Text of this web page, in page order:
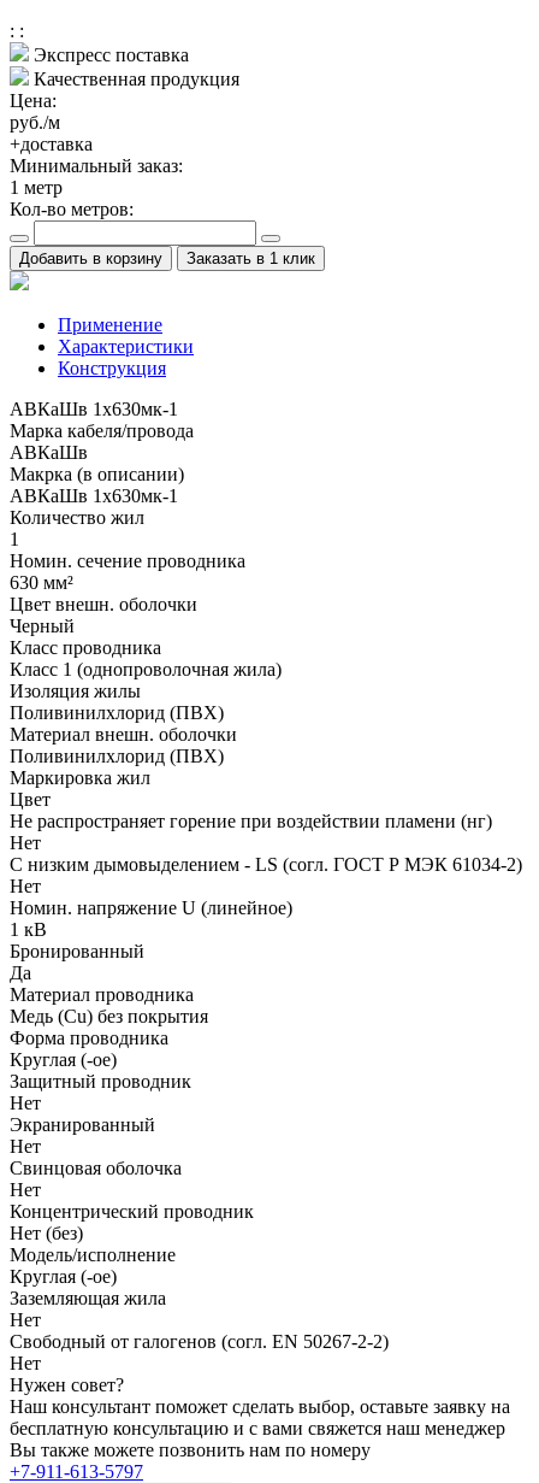
: :
Экспресс поставка
Качественная продукция
Цена:
руб./м
+доставка
Минимальный заказ:
1 метр
Кол-во метров:
Добавить в корзину Заказать в 1 клик
Применение
Характеристики
Конструкция
АВКаШв 1x630мк-1
Марка кабеля/провода
АВКаШв
Макрка (в описании)
АВКаШв 1x630мк-1
Количество жил
1
Номин. сечение проводника
630 мм²
Цвет внешн. оболочки
Черный
Класс проводника
Класс 1 (однопроволочная жила)
Изоляция жилы
Поливинилхлорид (ПВХ)
Материал внешн. оболочки
Поливинилхлорид (ПВХ)
Маркировка жил
Цвет
Не распространяет горение при воздействии пламени (нг)
Нет
С низким дымовыделением - LS (согл. ГОСТ Р МЭК 61034-2)
Нет
Номин. напряжение U (линейное)
1 кВ
Бронированный
Да
Материал проводника
Медь (Cu) без покрытия
Форма проводника
Круглая (-ое)
Защитный проводник
Нет
Экранированный
Нет
Свинцовая оболочка
Нет
Концентрический проводник
Нет (без)
Модель/исполнение
Круглая (-ое)
Заземляющая жила
Нет
Свободный от галогенов (согл. EN 50267-2-2)
Нет
Нужен совет?
Наш консультант поможет сделать выбор, оставьте заявку на
бесплатную консультацию и с вами свяжется наш менеджер
Вы также можете позвонить нам по номеру
+7-911-613-5797